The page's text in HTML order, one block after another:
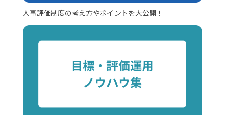
人事評価制度の考え方やポイントを大公開！